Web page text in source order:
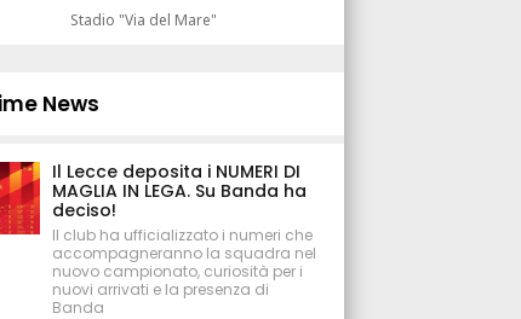
Stadio "Via del Mare"
News
Il Lecce deposita i NUMERI DI
MAGLIA IN LEGA. Su Banda ha
deciso!
Il club ha ufficializzato i numeri che
accompagneranno la squadra nel
nuovo campionato, curiosità per i
nuovi arrivati e la presenza di
Banda